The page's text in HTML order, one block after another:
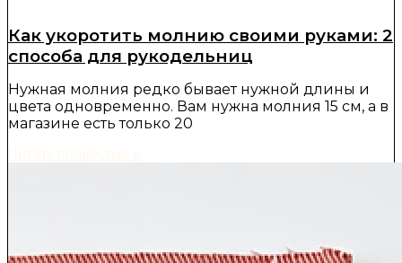
Как укоротить молнию своими руками: 2
способа для рукодельниц
Нужная молния редко бывает нужной длины и
цвета одновременно. Вам нужна молния 15 см, а в
магазине есть только 20